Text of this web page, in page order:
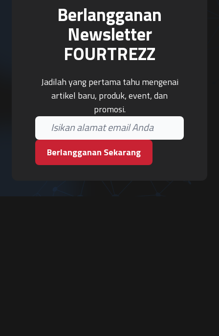
Berlangganan
Newsletter
FOURTREZZ
Jadilah yang pertama tahu mengenai
artikel baru, produk, event, dan
promosi.
Berlangganan Sekarang